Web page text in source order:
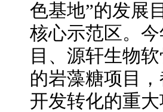
色基地”的发展
核心示范区。
目、源轩生物
的岩藻糖项目
开发转化的重